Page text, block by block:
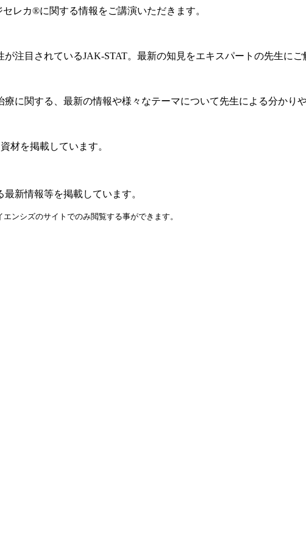
レカ®に関する情報をご講演いただきます。
注目されているJAK-STAT。最新の知見をエキスパートの先生にご
に関する、最新の情報や様々なテーマについて先生による分かり
材を掲載しています。
新情報等を掲載しています。
ンシズのサイトでのみ閲覧する事ができます。